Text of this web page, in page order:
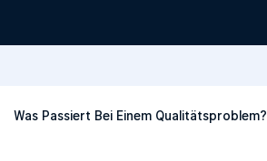
Was Passiert Bei Einem Qualitätsproblem?